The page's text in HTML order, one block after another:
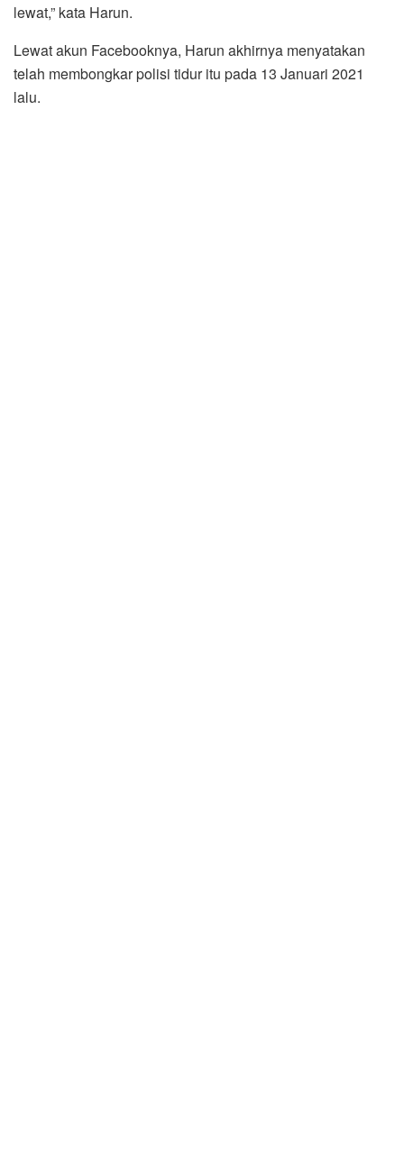
lewat,” kata Harun.
Lewat akun Facebooknya, Harun akhirnya menyatakan
telah membongkar polisi tidur itu pada 13 Januari 2021
lalu.